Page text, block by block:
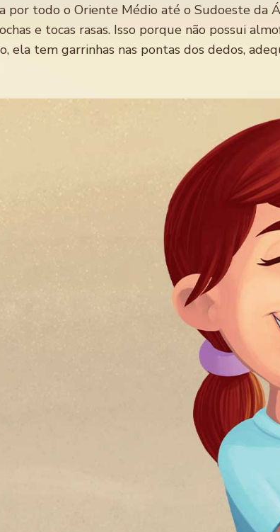
por todo o Oriente Médio até o Sudoeste da
e tocas rasas. Isso porque não possui
ela tem garrinhas nas pontas dos dedos,